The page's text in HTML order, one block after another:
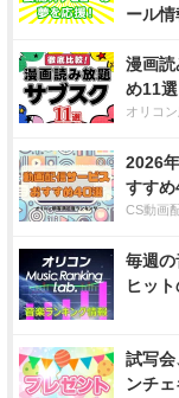
ール
漫画
め11選
オリコ
2026
すすめ
CS動画
毎週の
ヒッ
試写会
ンチ